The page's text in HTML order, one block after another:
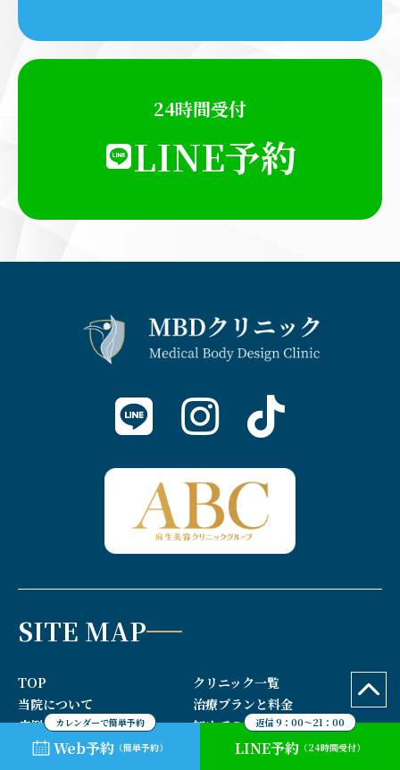
カレンダーで簡単予約
Web予約 （簡単予約）
返信 9：00～21：00
LINE予約 （24時間受付）
24時間受付
LINE予約
SITE MAP
TOP
クリニック一覧
当院について
治療プランと料金
症例
初めての方へ
FAQ